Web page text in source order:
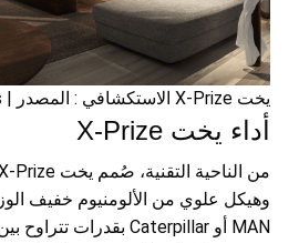
يخت X-Prize الاستكشافي : المصدر | superyachttimes
أداء يخت X-Prize
وهيكل علوي من الألومنيوم خفيف